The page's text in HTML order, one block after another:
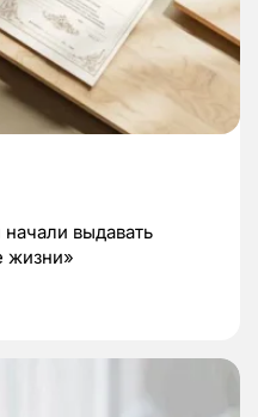
выдавать
жизни»